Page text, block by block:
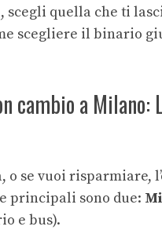
quella che ti
scegliere il binario
cambio a
o se vuoi risparmiare,
principali sono due:
e bus).